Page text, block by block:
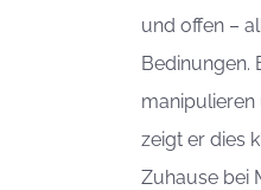
und offen –
Bedinungen.
manipulieren
zeigt er dies
Zuhause bei